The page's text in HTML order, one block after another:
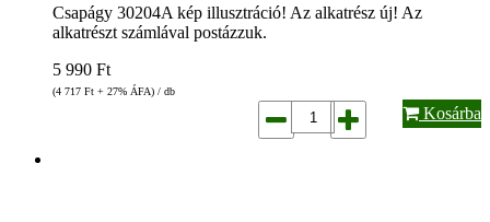
Csapágy 30204A kép illusztráció! Az alkatrész új! Az
alkatrészt számlával postázzuk.
5 990 Ft
(4 717 Ft + 27% ÁFA) / db
Kosárba